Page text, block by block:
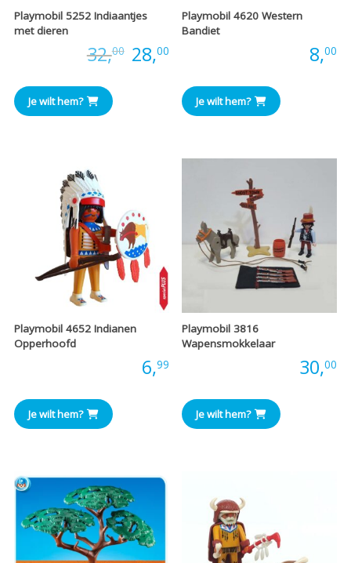
Playmobil 5252 Indiaantjes
met dieren
32,00 Oorspronkelijke
€32,00.
28,00Huidige
prijs
is:
€28,00.
Je wilt hem?
Playmobil 4620 Western
Bandiet
8,00
Je wilt hem?
Playmobil 4652 Indianen
Opperhoofd
6,99
Je wilt hem?
Playmobil 3816
Wapensmokkelaar
30,00
Je wilt hem?